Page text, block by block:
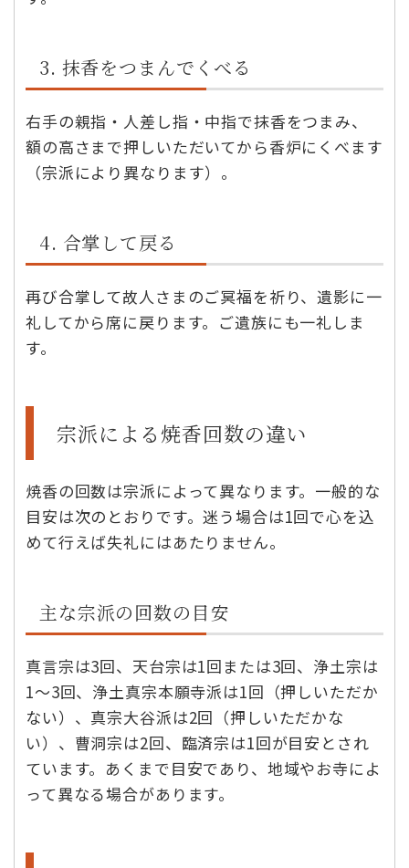
3. 抹香をつまんでくべる
右手の親指・人差し指・中指で抹香をつまみ、
額の高さまで押しいただいてから香炉にくべます
（宗派により異なります）。
4. 合掌して戻る
再び合掌して故人さまのご冥福を祈り、遺影に一
礼してから席に戻ります。ご遺族にも一礼しま
す。
宗派による焼香回数の違い
焼香の回数は宗派によって異なります。一般的な
目安は次のとおりです。迷う場合は1回で心を込
めて行えば失礼にはあたりません。
主な宗派の回数の目安
真言宗は3回、天台宗は1回または3回、浄土宗は
1〜3回、浄土真宗本願寺派は1回（押しいただか
ない）、真宗大谷派は2回（押しいただかな
い）、曹洞宗は2回、臨済宗は1回が目安とされ
ています。あくまで目安であり、地域やお寺によ
って異なる場合があります。